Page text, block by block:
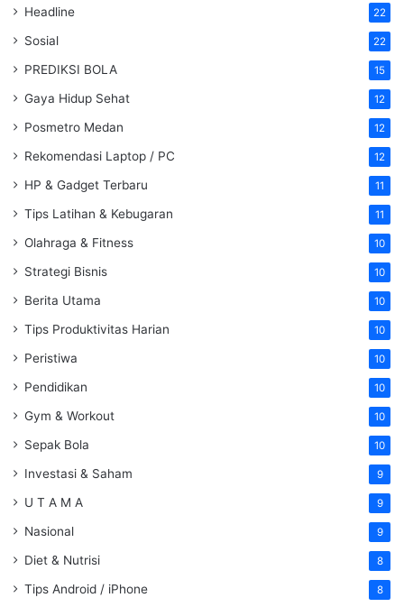
Headline 22
Sosial 22
PREDIKSI BOLA 15
Gaya Hidup Sehat 12
Posmetro Medan 12
Rekomendasi Laptop / PC 12
HP & Gadget Terbaru 11
Tips Latihan & Kebugaran 11
Olahraga & Fitness 10
Strategi Bisnis 10
Berita Utama 10
Tips Produktivitas Harian 10
Peristiwa 10
Pendidikan 10
Gym & Workout 10
Sepak Bola 10
Investasi & Saham 9
U T A M A 9
Nasional 9
Diet & Nutrisi 8
Tips Android / iPhone 8